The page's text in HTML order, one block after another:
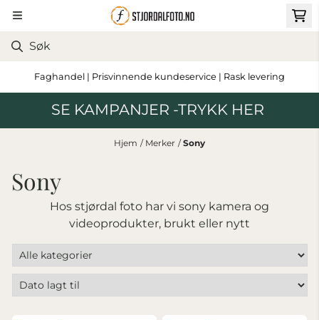
Hopp til innhold
Faghandel | Prisvinnende kundeservice | Rask levering
SE KAMPANJER -TRYKK HER
Hjem / Merker /Sony
Sony
Hos stjørdal foto har vi sony kamera og
videoprodukter, brukt eller nytt